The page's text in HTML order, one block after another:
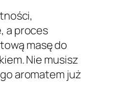
a proces
masę do
Nie musisz
aromatem już